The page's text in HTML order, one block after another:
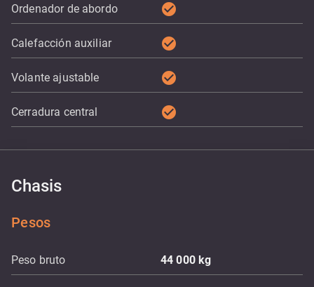
Ordenador de abordo check_circle
Calefacción auxiliar check_circle
Volante ajustable check_circle
Cerradura central check_circle
Chasis
Pesos
Peso bruto 44 000kg